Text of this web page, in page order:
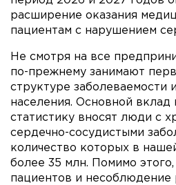
расширение оказания
пациентам с нарушением
Не смотря на все
по-прежнему занимают
структуре заболеваемости
населения. Основной вклад
статистику вносят люди с
сердечно-сосудистыми
количество которых в
более 35 млн. Помимо
пациентов и несоблюдение